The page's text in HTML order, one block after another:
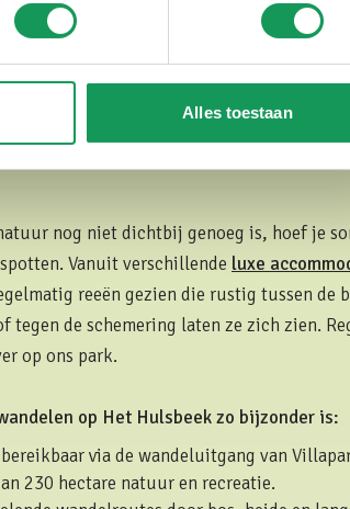
Alles toestaan
afwisseling maakt Het Hulsbeek zo geliefd
wisselen bossen, open natuur, water en
kom je regelmatig vogels, eekhoorns en
is dan ook niet voor niets één van de
nog niet dichtbij genoeg is, hoef je
Vanuit verschillende luxe
reeën gezien die rustig tussen de
tegen de schemering laten ze zich zien.
op ons park.
op Het Hulsbeek zo bijzonder is:
via de wandeluitgang van
230 hectare natuur en recreatie.